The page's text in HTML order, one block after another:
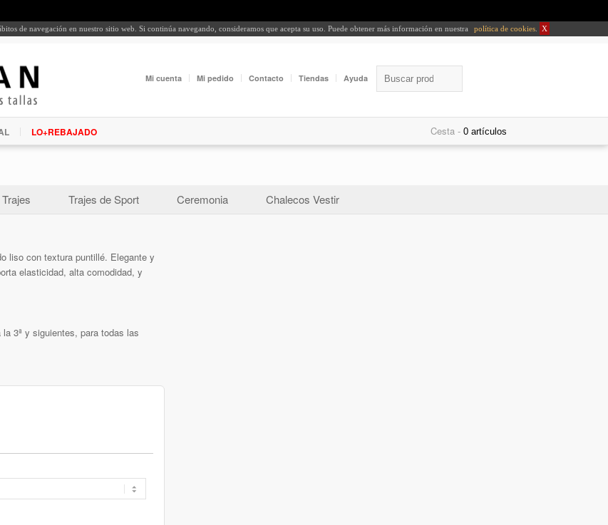
de navegación en nuestro sitio web. Si continúa navegando, consideramos que acepta su uso. Puede obtener más información en nuestra política de cookies X
Mi cuenta Mi pedido Contacto Tiendas Ayuda
LO+REBAJADO Cesta -
Trajes Trajes de Sport Ceremonia Chalecos Vestir
liso con textura puntillé. Elegante y
elasticidad, alta comodidad, y
3ª y siguientes, para todas las